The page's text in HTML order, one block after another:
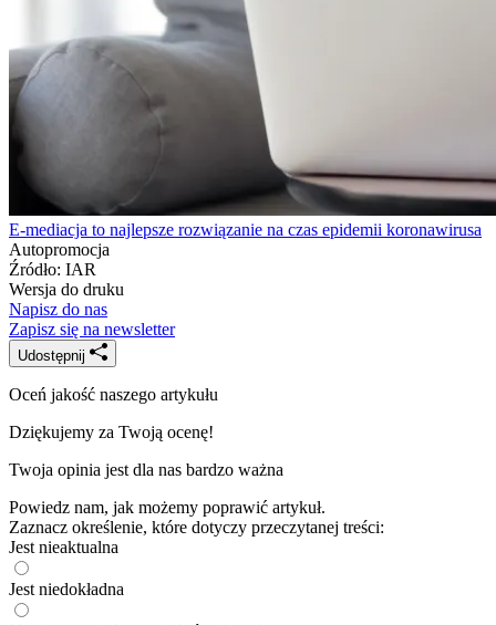
E-mediacja to najlepsze rozwiązanie na czas epidemii koronawirusa
Autopromocja
Źródło: IAR
Wersja do druku
Napisz do nas
Zapisz się na newsletter
Udostępnij
Oceń jakość naszego artykułu
Dziękujemy za Twoją ocenę!
Twoja opinia jest dla nas bardzo ważna
Powiedz nam, jak możemy poprawić artykuł.
Jest nieaktualna
Jest niedokładna
Nie dotyczy informacji, których szukam